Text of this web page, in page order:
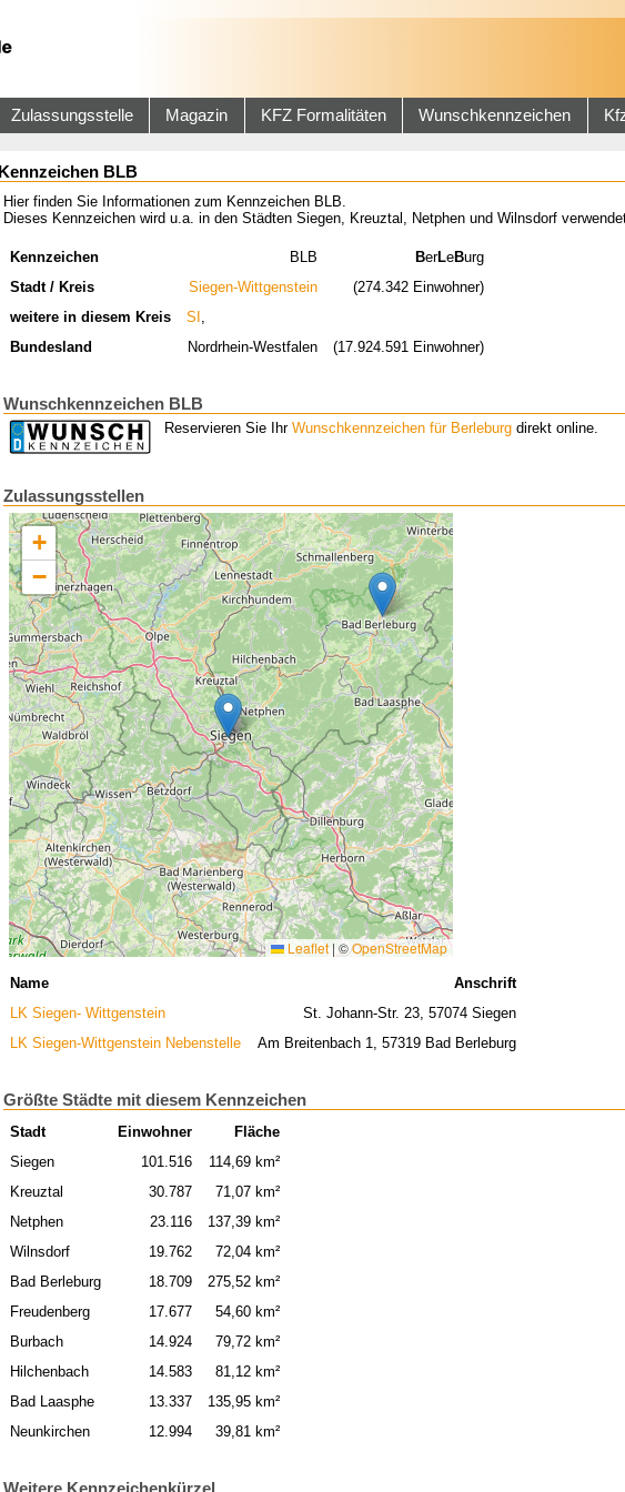
Zulassungsstelle Magazin KFZ Formalitäten Wunschkennzeichen
Kennzeichen BLB
Hier finden Sie Informationen zum Kennzeichen BLB.
Dieses Kennzeichen wird u.a. in den Städten Siegen, Kreuztal, Netphen und Wilnsdorf
Kennzeichen BLB BerLeBurg
Stadt / Kreis
Siegen-Wittgenstein
(274.342 Einwohner)
weitere in diesem Kreis
SI
Bundesland
Nordrhein-Westfalen (17.924.591 Einwohner)
Wunschkennzeichen BLB
Reservieren Sie Ihr Wunschkennzeichen für Berleburgdirekt online.
Zulassungsstellen
+
−
Leaflet | ©OpenStreetMap
Name
Anschrift
LK Siegen- Wittgenstein
St. Johann-Str. 23, 57074 Siegen
LK Siegen-Wittgenstein Nebenstelle
Am Breitenbach 1, 57319 Bad Berleburg
Größte Städte mit diesem Kennzeichen
Stadt Einwohner
Fläche
Siegen
101.516
114,69 km²
Kreuztal
30.787
71,07 km²
Netphen
23.116
137,39 km²
Wilnsdorf
19.762
72,04 km²
Bad Berleburg
18.709
275,52 km²
Freudenberg
17.677
54,60 km²
Burbach
14.924
79,72 km²
Hilchenbach
14.583
81,12 km²
Bad Laasphe
13.337
135,95 km²
Neunkirchen
12.994 39,81 km²